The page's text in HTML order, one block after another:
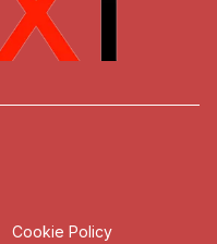
Cookie Policy